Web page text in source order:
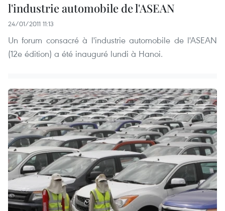
l'industrie automobile de l'ASEAN
24/01/2011 11:13
Un forum consacré à l'industrie automobile de l'ASEAN
(12e édition) a été inauguré lundi à Hanoi.